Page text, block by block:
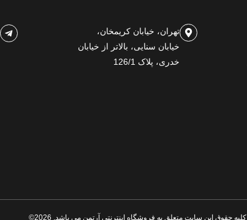
تهران، خیابان کریمخان،
خیابان سنایی، بالاتر از خیابان
خدری، پلاک 126/1
کلیه حقوق این سایت متعلق به فروشگاه اینترنتی آرتمن می باشد. 2026©